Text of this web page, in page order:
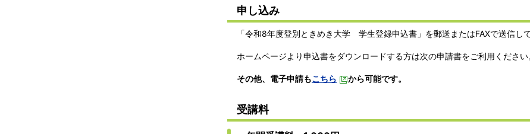
申し込み
「令和8年度登別ときめき大学 学生登録申込書」を郵送またはFAXで送信し
ホームページより申込書をダウンロードする方は次の申請書をご利用ください
その他、電子申請もこちら から可能です。
受講料